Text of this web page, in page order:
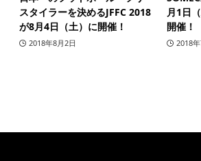
スタイラーを決めるJFFC 2018
が8月4日（土）に開催！
2018年8月2日
月1日
開催！
2018